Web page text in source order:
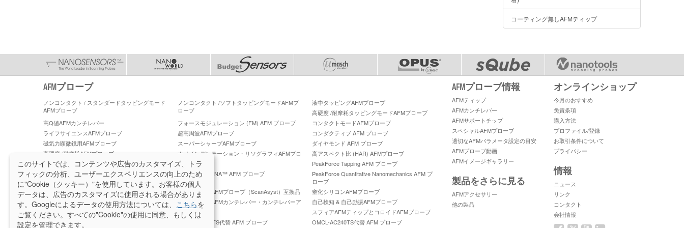
コーティング無しAFMティップ
AFMプローブ
ノンコンタクト / スタンダードタッピングモード
AFMプローブ
ノンコンタクト /ソフトタッピングモードAFMプ
ローブ
液中タッピングAFMプローブ
高硬度 /耐摩耗タッピングモードAFMプローブ
高Q値AFMカンチレバー
フォースモジュレーション (FM) AFM プローブ
コンタクトモードAFMプローブ
ライフサイエンスAFMプローブ
超高周波AFMプローブ
コンダクティブ AFM プローブ
磁気力顕微鏡用AFMプローブ
スーパーシャープAFMプローブ
ダイヤモンド AFM プローブ
高硬度 /耐摩耗AFMプローブ
ナノインデンテーション・リソグラフィAFMプロ
ーブ
高アスペクト比 (HAR) AFMプローブ
PeakForce Tapping AFM プローブ
PeakForce ケルビンフォース顕微鏡 AFM プロー
ブ
PeakForce TUNA™ AFM プローブ
PeakForce Quantitative Nanomechanics AFM プ
ローブ
PeakForce QNM 高精度 AFM プローブ
ブルカー社製AFMプローブ（ScanAsyst）互換品
窒化シリコンAFMプローブ
ラテラルフォース顕微鏡 (LFM) AFMプローブ
ティップレスAFMカンチレバー・カンチレバーア
レイ
自己検知 & 自己励振AFMプローブ
スフィアAFMティップとコロイドAFMプローブ
プラチナシリサイドAFMプローブ
OMCL-AC160TS代替 AFM プローブ
OMCL-AC240TS代替 AFM プローブ
AFMプローブ情報
AFMティップ
AFMカンチレバー
AFMサポートチップ
スペシャルAFMプローブ
適切なAFMパラメータ設定の目安
AFMプローブ動画
AFMイメージギャラリー
製品をさらに見る
AFMアクセサリー
他の製品
オンラインショップ
今月のおすすめ
免責条項
購入方法
プロファイル/登録
お取引条件について
プライバシー
情報
ニュース
リンク
コンタクト
会社情報
このサイトでは、コンテンツや広告のカスタマイズ、トラ
フィックの分析、ユーザーエクスペリエンスの向上のため
に"Cookie（クッキー）"を使用しています。お客様の個人
データは、広告のカスタマイズに使用される場合がありま
す。Googleによるデータの使用方法については、 こちらを
ご覧ください。すべての"Cookie"の使用に同意、もしくは
設定を管理できます。